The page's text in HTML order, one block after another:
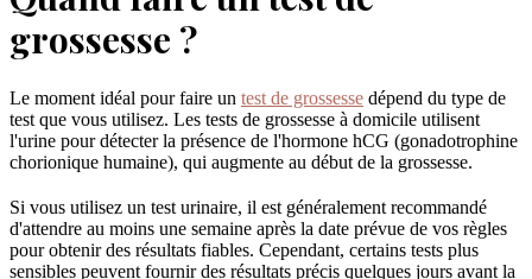
grossesse ?
Le moment idéal pour faire un test de grossesse dépend du type de
test que vous utilisez. Les tests de grossesse à domicile utilisent
l'urine pour détecter la présence de l'hormone hCG (gonadotrophine
chorionique humaine), qui augmente au début de la grossesse.
Si vous utilisez un test urinaire, il est généralement recommandé
d'attendre au moins une semaine après la date prévue de vos règles
pour obtenir des résultats fiables. Cependant, certains tests plus
sensibles peuvent fournir des résultats précis quelques jours avant la